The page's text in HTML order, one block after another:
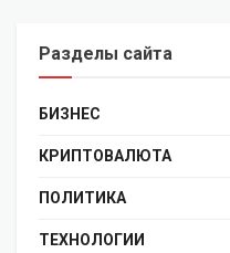
Разделы сайта
БИЗНЕС
КРИПТОВАЛЮТА
ПОЛИТИКА
ТЕХНОЛОГИИ